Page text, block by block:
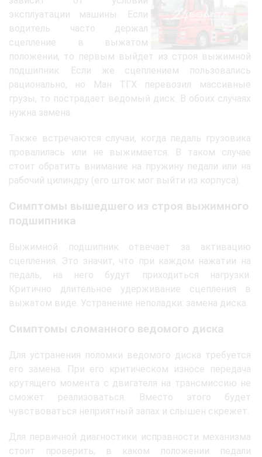
эксплуатации машины. Если
водитель часто держал
сцепление в выжатом
положении, то первым выйдет из строя выжимной
подшипник. Если же сцеплением пользовались
рационально, но Ман ТГХ перевозил массивные
грузы, то пострадает ведомый диск. В обоих случаях
нужна замена.
Также встречаются случаи, когда педаль грузовика
провалилась или не выжимается. В таком случае
стоит обратить внимание на пружину педали или на
рабочий цилиндру (его шток мог выйти из корпуса).
Симптомы вышедшего из строя выжимного
подшипника
Выжимной подшипник отвечает за активацию
сцепления. Это значит, что при каждом нажатии на
педаль, на него будут приходиться нагрузки.
Критично длительное удерживание сцепления в
выжатом виде. Устранение неполадки: замена диска.
Симптомы сломанного ведомого диска
Для устранения поломки ведомого диска требуется
его замена. При его критическом износе передача
крутящего момента с двигателя на трансмиссию не
сможет реализоваться. Вместо этого будет
чувствоваться неприятный запах и слышен скрежет.
Для первичной диагностики исправности механизма
стоит проверить, в каком положении педали